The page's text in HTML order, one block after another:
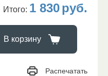
Итого: 1 830руб.
В корзину
Распечатать